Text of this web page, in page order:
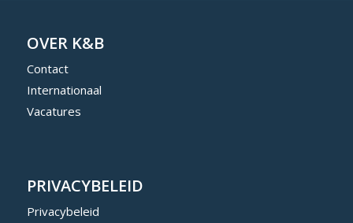
OVER K&B
Contact
Internationaal
Vacatures
PRIVACYBELEID
Privacybeleid